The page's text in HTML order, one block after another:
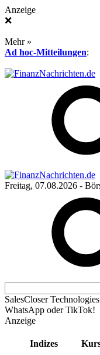
Anzeige
❌
Mehr »
Ad hoc-Mitteilungen:
Freitag, 07.08.2026 -
SalesCloser
WhatsApp oder TikTok!
Anzeige
Indizes